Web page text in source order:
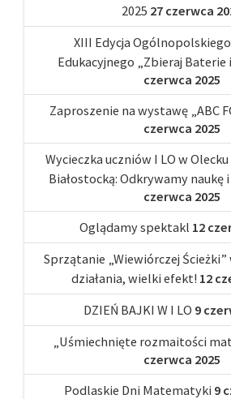
2025 27 czerwca
XIII Edycja
Edukacyjnego „Zbieraj Baterie
czerwca 2025
Zaproszenie na wystawę „ABC
czerwca 2025
Wycieczka uczniów I LO w
Białostocką: Odkrywamy naukę
czerwca 2025
Oglądamy spektakl 12
Sprzątanie „Wiewiórczej Ścieżki”
działania, wielki efekt! 12
DZIEŃ BAJKI W I LO 9
„Uśmiechnięte rozmaitości
czerwca 2025
Podlaskie Dni Matematyki 9